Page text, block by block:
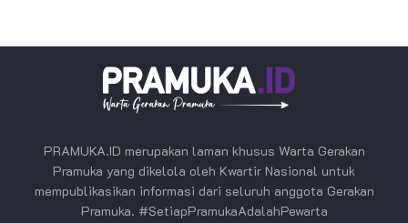
PRAMUKA.ID merupakan laman khusus Warta Gerakan
Pramuka yang dikelola oleh Kwartir Nasional untuk
mempublikasikan informasi dari seluruh anggota Gerakan
Pramuka. #SetiapPramukaAdalahPewarta